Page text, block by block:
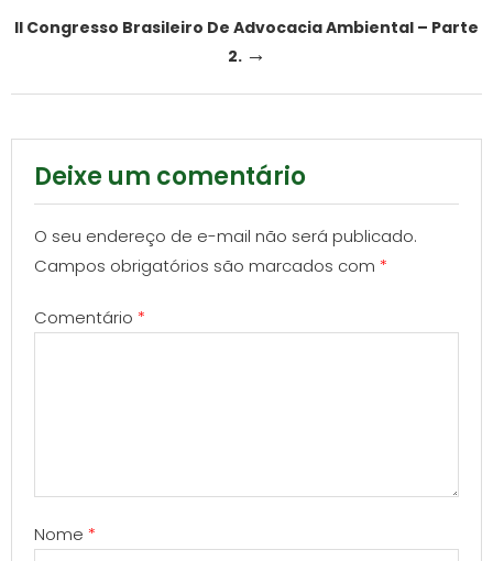
II Congresso Brasileiro De Advocacia Ambiental – Parte
2. →
Deixe um comentário
O seu endereço de e-mail não será publicado.
Campos obrigatórios são marcados com *
Comentário *
Nome *